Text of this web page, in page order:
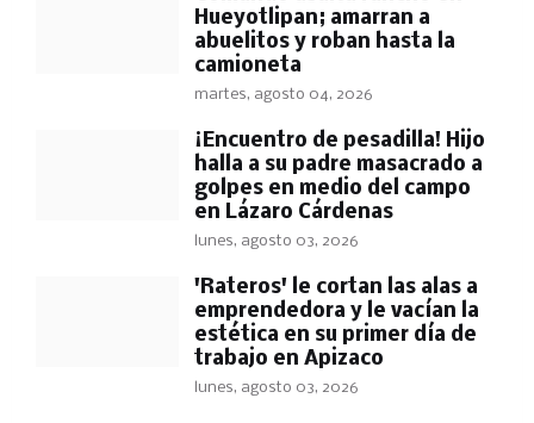
Hueyotlipan; amarran a
abuelitos y roban hasta la
camioneta
martes, agosto 04, 2026
​¡Encuentro de pesadilla! Hijo
halla a su padre masacrado a
golpes en medio del campo
en Lázaro Cárdenas
lunes, agosto 03, 2026
'Rateros' le cortan las alas a
emprendedora y le vacían la
estética en su primer día de
trabajo en Apizaco
lunes, agosto 03, 2026